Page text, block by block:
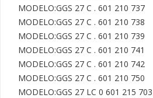
MODELO:GGS 27 C . 601 210 737
MODELO:GGS 27 C . 601 210 738
MODELO:GGS 27 C . 601 210 739
MODELO:GGS 27 C . 601 210 741
MODELO:GGS 27 C . 601 210 742
MODELO:GGS 27 C . 601 210 750
MODELO:GGS 27 LC 0 601 215 703